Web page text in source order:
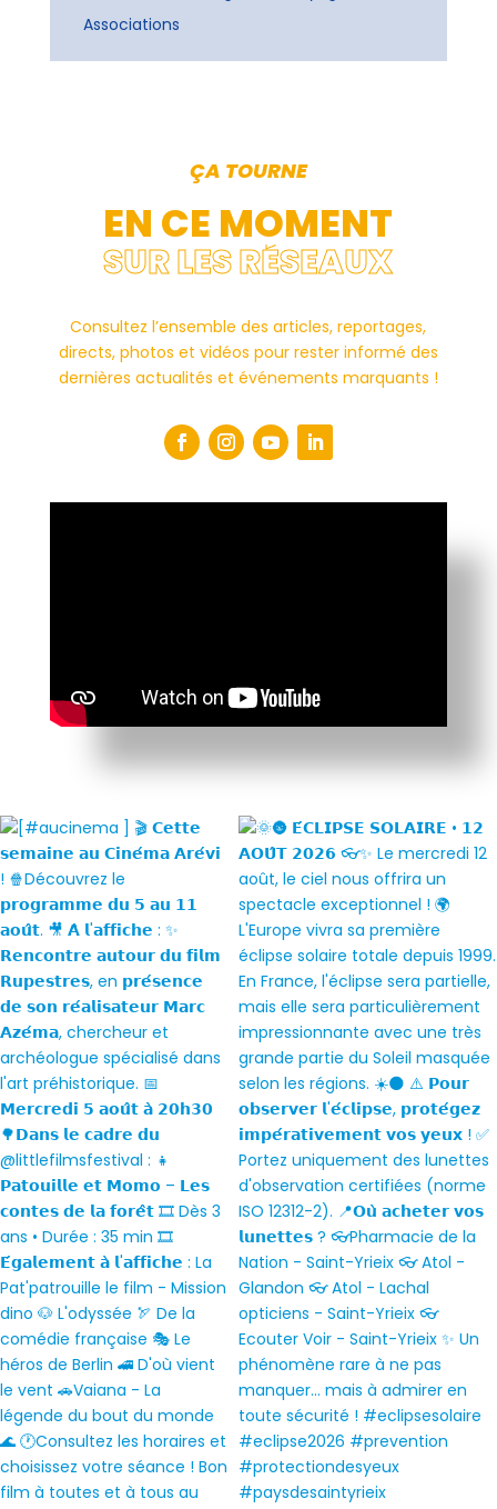
Associations
ÇA TOURNE
EN CE MOMENT
SUR LES RÉSEAUX
Consultez l’ensemble des articles, reportages,
directs, photos et vidéos pour rester informé des
dernières actualités et événements marquants !